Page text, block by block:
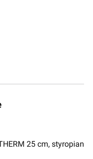
25 cm, styropian